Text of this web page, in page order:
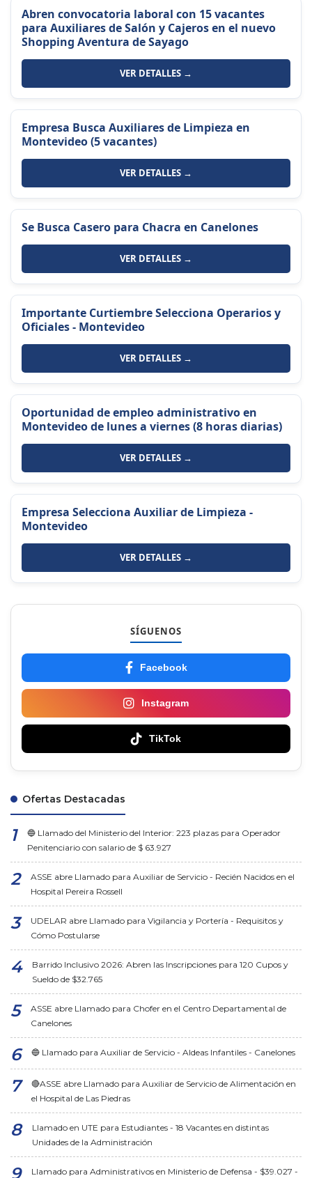
Abren convocatoria laboral con 15 vacantes
para Auxiliares de Salón y Cajeros en el nuevo
Shopping Aventura de Sayago
VER DETALLES →
Empresa Busca Auxiliares de Limpieza en
Montevideo (5 vacantes)
VER DETALLES →
Se Busca Casero para Chacra en Canelones
VER DETALLES →
Importante Curtiembre Selecciona Operarios y
Oficiales - Montevideo
VER DETALLES →
Oportunidad de empleo administrativo en
Montevideo de lunes a viernes (8 horas diarias)
VER DETALLES →
Empresa Selecciona Auxiliar de Limpieza -
Montevideo
VER DETALLES →
SÍGUENOS
Facebook
Instagram
TikTok
Ofertas Destacadas
🔵 Llamado del Ministerio del Interior: 223 plazas para Operador
Penitenciario con salario de $ 63.927
ASSE abre Llamado para Auxiliar de Servicio - Recién Nacidos en el
Hospital Pereira Rossell
UDELAR abre Llamado para Vigilancia y Portería - Requisitos y
Cómo Postularse
Barrido Inclusivo 2026: Abren las Inscripciones para 120 Cupos y
Sueldo de $32.765
ASSE abre Llamado para Chofer en el Centro Departamental de
Canelones
🔵 Llamado para Auxiliar de Servicio - Aldeas Infantiles - Canelones
🔴ASSE abre Llamado para Auxiliar de Servicio de Alimentación en
el Hospital de Las Piedras
Llamado en UTE para Estudiantes - 18 Vacantes en distintas
Unidades de la Administración
Llamado para Administrativos en Ministerio de Defensa - $39.027 -